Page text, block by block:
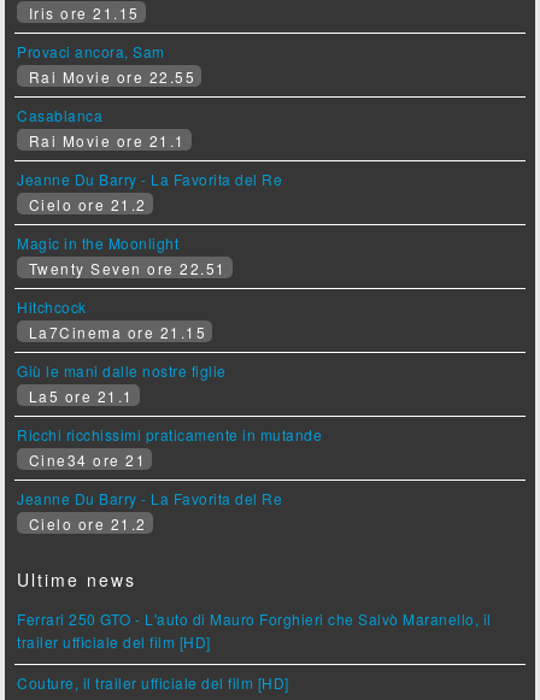
Iris ore 21.15
Provaci ancora, Sam
Rai Movie ore 22.55
Casablanca
Rai Movie ore 21.1
Jeanne Du Barry - La Favorita del Re
Cielo ore 21.2
Magic in the Moonlight
Twenty Seven ore 22.51
Hitchcock
La7Cinema ore 21.15
Giù le mani dalle nostre figlie
La5 ore 21.1
Ricchi ricchissimi praticamente in mutande
Cine34 ore 21
Jeanne Du Barry - La Favorita del Re
Cielo ore 21.2
Ultime news
Ferrari 250 GTO - L'auto di Mauro Forghieri che Salvò Maranello, il
trailer ufficiale del film [HD]
Couture, il trailer ufficiale del film [HD]